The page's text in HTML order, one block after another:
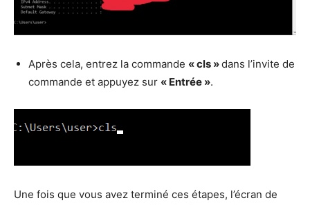
Après cela, entrez la commande « cls »dans l’invite de
commande et appuyez sur « Entrée ».
Une fois que vous avez terminé ces étapes, l’écran de